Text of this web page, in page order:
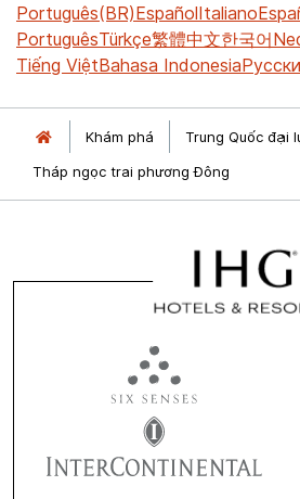
Português(BR)EspañolItaliano
PortuguêsTürkçe繁體中文한국어
Tiếng ViệtBahasa Indonesia
Khám phá Trung Quốc đại
Tháp ngọc trai phương Đông